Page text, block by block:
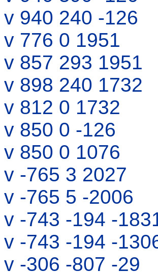
v 940 240 -126
v 776 0 1951
v 857 293 1951
v 898 240 1732
v 812 0 1732
v 850 0 -126
v 850 0 1076
v -765 3 2027
v -765 5 -2006
v -743 -194 -
v -743 -194 -
v -306 -807 -29